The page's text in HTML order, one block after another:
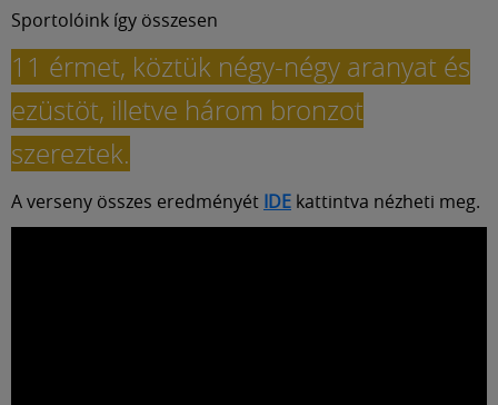
Sportolóink így összesen
11 érmet, köztük négy-négy aranyat és
ezüstöt, illetve három bronzot
szereztek.
A verseny összes eredményét IDE kattintva nézheti meg.